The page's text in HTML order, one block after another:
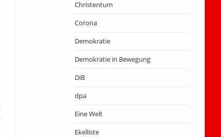
Christentum
Corona
Demokratie
Demokratie in Bewegung
DiB
dpa
Eine Welt
Ekelliste